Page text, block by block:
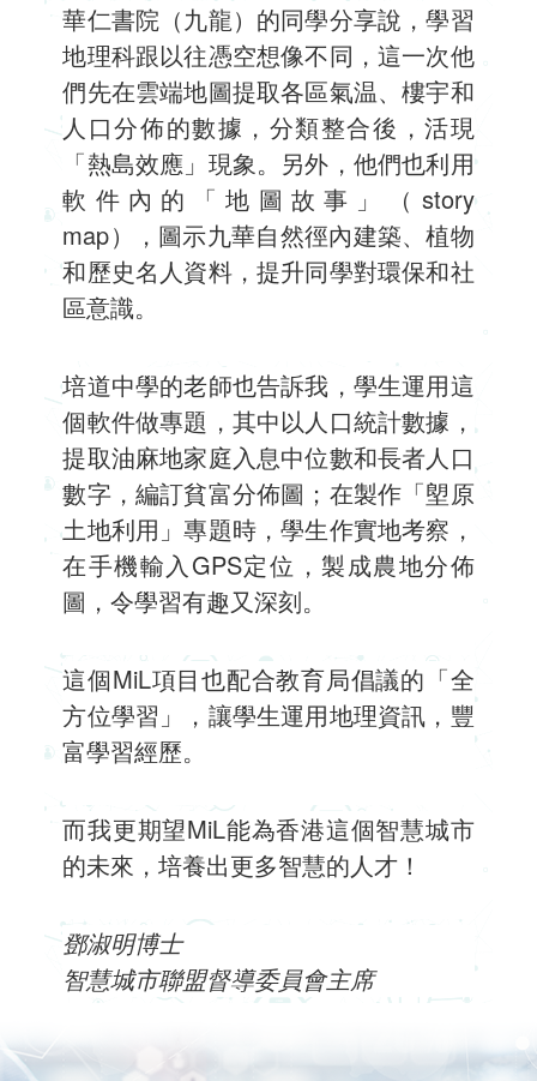
華仁書院（九龍）的同學分享說，學習
地理科跟以往憑空想像不同，這一次他
們先在雲端地圖提取各區氣温、樓宇和
人口分佈的數據，分類整合後，活現
「熱島效應」現象。另外，他們也利用
軟件內的「地圖故事」（story
map），圖示九華自然徑內建築、植物
和歷史名人資料，提升同學對環保和社
區意識。
培道中學的老師也告訴我，學生運用這
個軟件做專題，其中以人口統計數據，
提取油麻地家庭入息中位數和長者人口
數字，編訂貧富分佈圖；在製作「塱原
土地利用」專題時，學生作實地考察，
在手機輸入GPS定位，製成農地分佈
圖，令學習有趣又深刻。
這個MiL項目也配合教育局倡議的「全
方位學習」，讓學生運用地理資訊，豐
富學習經歷。
而我更期望MiL能為香港這個智慧城市
的未來，培養出更多智慧的人才！
鄧淑明博士
智慧城市聯盟督導委員會主席